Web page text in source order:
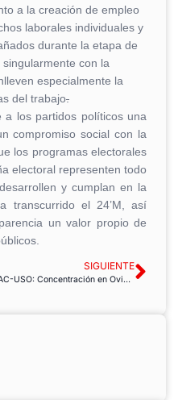
a la creación de empleo
laborales individuales y
durante la etapa de
con la
especialmente la
del trabajo.
a los partidos políticos una
compromiso social con la
los programas electorales
electoral representen todo
y cumplan en la
transcurrido el 24’M, así
un valor propio de
SIGUIENTE
FAC-USO: Concentración en Oviedo plataforma de fijos discontinuos de Correos.